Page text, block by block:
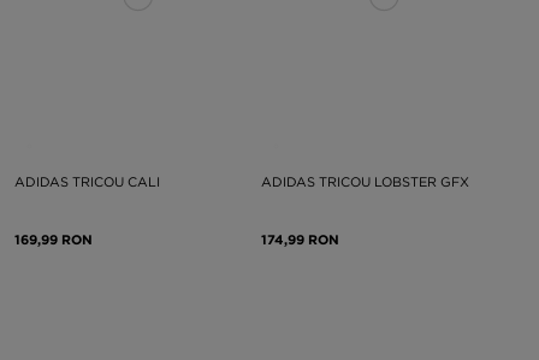
ADIDAS TRICOU CALI
169,99 RON
ADIDAS TRICOU LOBSTER GFX
174,99 RON